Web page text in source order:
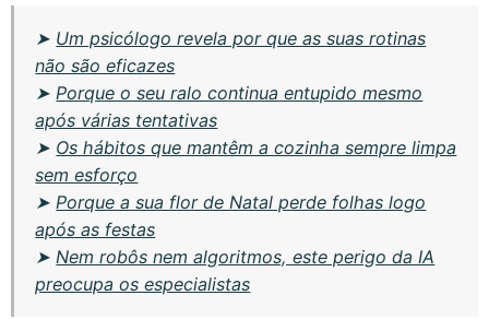
➤ Um psicólogo revela por que as suas rotinas
não são eficazes
➤ Porque o seu ralo continua entupido mesmo
após várias tentativas
➤ Os hábitos que mantêm a cozinha sempre limpa
sem esforço
➤ Porque a sua flor de Natal perde folhas logo
após as festas
➤ Nem robôs nem algoritmos, este perigo da IA
preocupa os especialistas